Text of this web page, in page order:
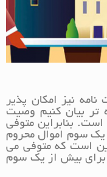
نیز امکان پذیر
تر بیان کنیم وصیت
بنابراین متوفی
یک سوم اموال محروم
است که متوفی می
بیش از یک سوم